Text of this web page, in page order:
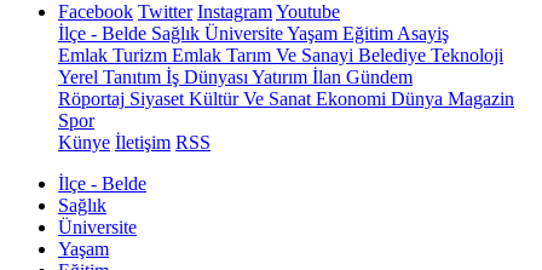
Facebook Twitter InstagramYoutube
İlçe - Belde Sağlık ÜniversiteYaşam Eğitim Asayiş
Emlak Turizm Emlak Tarım Ve Sanayi Belediye Teknoloji
Yerel Tanıtım İş Dünyası Yatırım İlan Gündem
Röportaj Siyaset Kültür Ve Sanat Ekonomi Dünya Magazin
Spor
Künye İletişim RSS
İlçe - Belde
Sağlık
Üniversite
Yaşam